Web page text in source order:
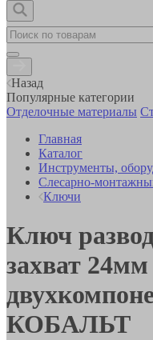
Назад
Популярные категории
Отделочные материалы
Главная
Каталог
Инструменты,
Слесарно-
Ключи
Ключ
захват 24мм
КОБАЛЬТ